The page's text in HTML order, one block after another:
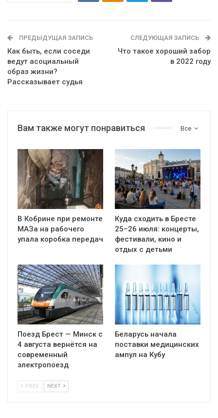
ПРЕДЫДУЩАЯ ЗАПИСЬ
Как быть, если соседи
ведут асоциальный
образ жизни?
Рассказывает судья
СЛЕДУЮЩАЯ ЗАПИСЬ
Что такое хороший забор
в 2022 году
Все
Вам также могут понравиться
В Кобрине при ремонте
МАЗа на рабочего
упала коробка передач
Куда сходить в Бресте
25–26 июля: концерты,
фестивали, кино и
отдых с детьми
Поезд Брест — Минск с
4 августа вернётся на
современный
электропоезд
Беларусь начала
поставки медицинских
ампул на Кубу
PREV NEXT